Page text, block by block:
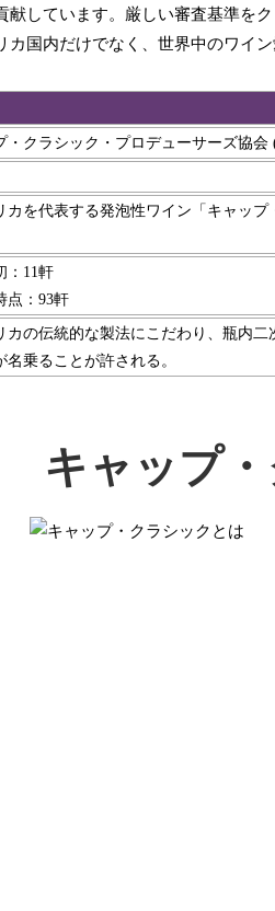
献しています。厳しい審査基準を
国内だけでなく、世界中のワイ
・クラシック・プロデューサーズ協会
カを代表する発泡性ワイン「キャッ
：11軒
点：93軒
カの伝統的な製法にこだわり、瓶内
名乗ることが許される。
キャップ